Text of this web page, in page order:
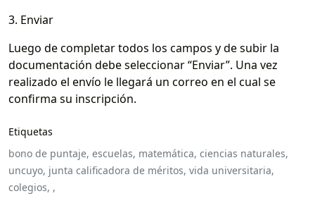
3. Enviar
Luego de completar todos los campos y de subir la
documentación debe seleccionar “Enviar”. Una vez
realizado el envío le llegará un correo en el cual se
confirma su inscripción.
Etiquetas
bono de puntaje, escuelas, matemática, ciencias naturales,
uncuyo, junta calificadora de méritos, vida universitaria,
colegios, ,